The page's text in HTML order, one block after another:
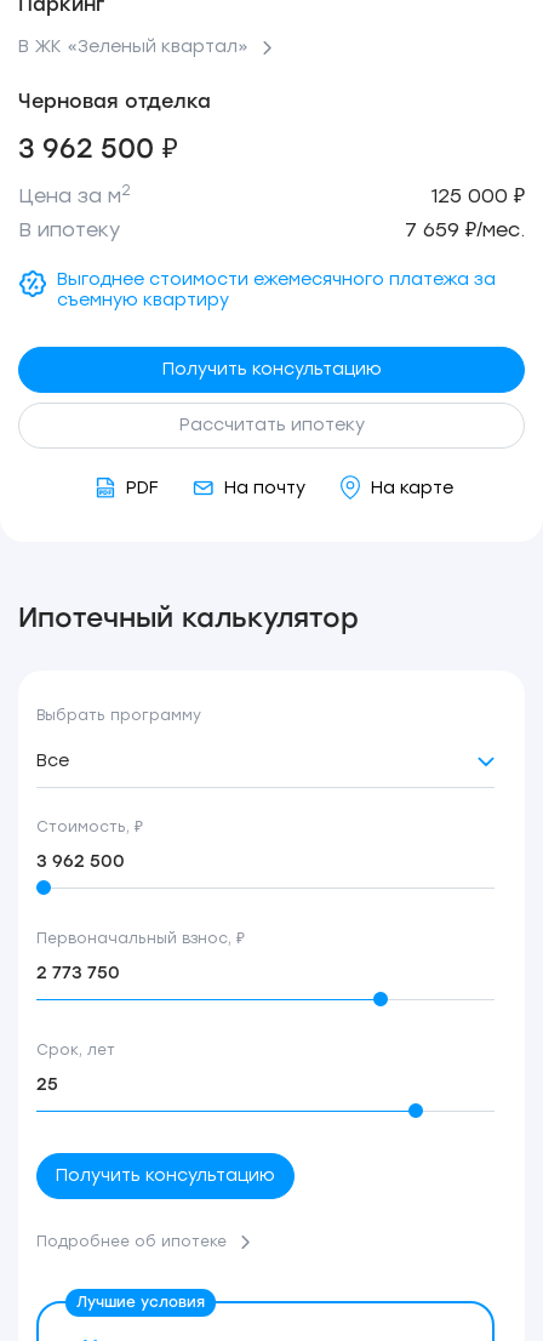
В ЖК «Зеленый квартал»
Черновая отделка
3 962 500 ₽
Цена за м2
125 000 ₽
В ипотеку
7 659 ₽/мес.
Выгоднее стоимости ежемесячного платежа за
съемную квартиру
Получить консультацию
Рассчитать ипотеку
PDF На почту На карте
Ипотечный калькулятор
Выбрать программу
Все
Стоимость, ₽
Первоначальный взнос, ₽
Срок, лет
Получить консультацию
Подробнее об ипотеке